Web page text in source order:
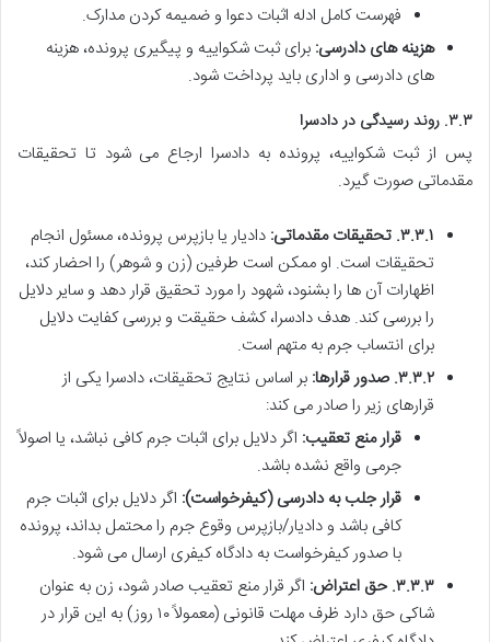
فهرست کامل ادله اثبات دعوا و ضمیمه کردن مدارک.
هزینه های دادرسی: برای ثبت شکواییه و پیگیری پرونده، هزینه
های دادرسی و اداری باید پرداخت شود.
۳.۳. روند رسیدگی در دادسرا
پس از ثبت شکواییه، پرونده به دادسرا ارجاع می شود تا تحقیقات
مقدماتی صورت گیرد.
۳.۳.۱. تحقیقات مقدماتی:
دادیار یا بازپرس پرونده، مسئول انجام
تحقیقات است. او ممکن است طرفین (زن و شوهر) را احضار کند،
اظهارات آن ها را بشنود، شهود را مورد تحقیق قرار دهد و سایر دلایل
را بررسی کند. هدف دادسرا، کشف حقیقت و بررسی کفایت دلایل
برای انتساب جرم به متهم است.
۳.۳.۲. صدور قرارها:
بر اساس نتایج تحقیقات، دادسرا یکی از
قرارهای زیر را صادر می کند:
قرار منع تعقیب: اگر دلایل برای اثبات جرم کافی نباشد، یا اصولاً
جرمی واقع نشده باشد.
قرار جلب به دادرسی (کیفرخواست): اگر دلایل برای اثبات جرم
کافی باشد و دادیار/بازپرس وقوع جرم را محتمل بداند، پرونده
با صدور کیفرخواست به دادگاه کیفری ارسال می شود.
۳.۳.۳. حق اعتراض:
اگر قرار منع تعقیب صادر شود، زن به عنوان
شاکی حق دارد ظرف مهلت قانونی (معمولاً ۱۰ روز) به این قرار در